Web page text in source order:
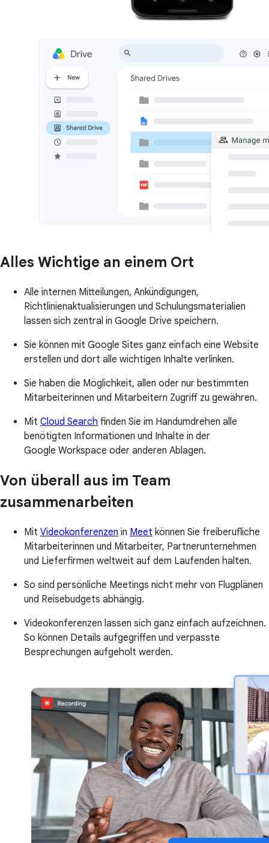
Alles Wichtige an einem Ort
Alle internen Mitteilungen, Ankündigungen,
Richtlinienaktualisierungen und Schulungsmaterialien
lassen sich zentral in Google Drive speichern.
Sie können mit Google Sites ganz einfach eine Website
erstellen und dort alle wichtigen Inhalte verlinken.
Sie haben die Möglichkeit, allen oder nur bestimmten
Mitarbeiterinnen und Mitarbeitern Zugriff zu gewähren.
Mit Cloud Search finden Sie im Handumdrehen alle
benötigten Informationen und Inhalte in der
Google Workspace oder anderen Ablagen.
Von überall aus im Team
zusammenarbeiten
Mit Videokonferenzen in Meet können Sie freiberufliche
Mitarbeiterinnen und Mitarbeiter, Partnerunternehmen
und Lieferfirmen weltweit auf dem Laufenden halten.
So sind persönliche Meetings nicht mehr von Flugplänen
und Reisebudgets abhängig.
Videokonferenzen lassen sich ganz einfach aufzeichnen.
So können Details aufgegriffen und verpasste
Besprechungen aufgeholt werden.